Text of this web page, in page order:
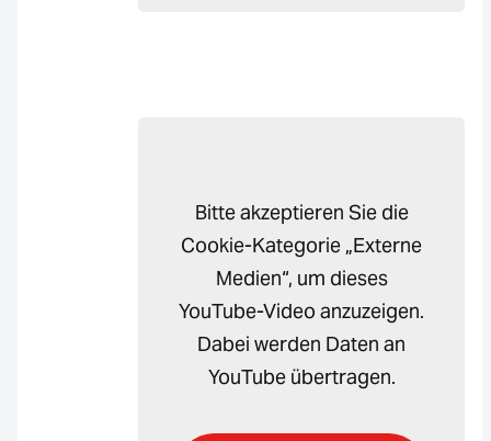
Bitte akzeptieren Sie die
Cookie-Kategorie „Externe
Medien“, um dieses
YouTube-Video anzuzeigen.
Dabei werden Daten an
YouTube übertragen.